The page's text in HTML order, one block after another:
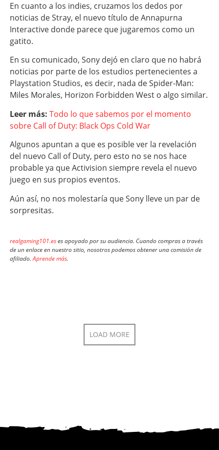
En cuanto a los indies, cruzamos los dedos por
noticias de Stray, el nuevo título de Annapurna
Interactive donde parece que jugaremos como un
gatito.
En su comunicado, Sony dejó en claro que no habrá
noticias por parte de los estudios pertenecientes a
Playstation Studios, es decir, nada de Spider-Man:
Miles Morales, Horizon Forbidden West o algo similar.
Leer más: Todo lo que sabemos por el momento
sobre Call of Duty: Black Ops Cold War
Algunos apuntan a que es posible ver la revelación
del nuevo Call of Duty, pero esto no se nos hace
probable ya que Activision siempre revela el nuevo
juego en sus propios eventos.
Aún así, no nos molestaría que Sony lleve un par de
sorpresitas.
realgaming101.eses apoyado por su audiencia. Cuando compras a través
de un enlace en nuestro sitio, nosotros podemos obtener una comisión de
afiliado.Aprende más.
LOAD MORE